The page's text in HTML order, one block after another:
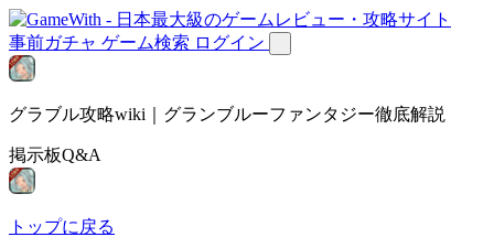
事前ガチャ ゲーム検索 ログイン
グラブル攻略wiki｜グランブルーファンタジー徹底解説
掲示板Q&A
トップに戻る